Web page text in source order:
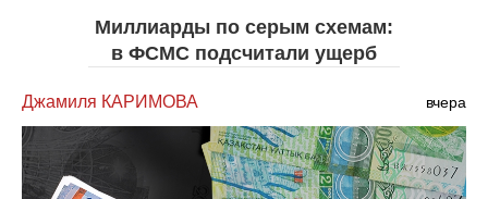
Миллиарды по серым схемам:
в ФСМС подсчитали ущерб
Джамиля КАРИМОВА вчера